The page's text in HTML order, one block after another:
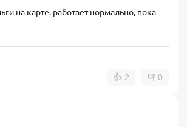
на карте. работает нормально, пока
👍 2 👎 0